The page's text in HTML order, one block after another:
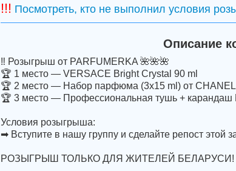
!!! Посмотреть, кто не выполнил условия
Описание
‼ Розыгрыш от PARFUMERKA 🌺🌺🌺
🏆 1 место — VERSACE Bright Crystal 90 ml
🏆 2 место — Набор парфюма (3x15 ml) от CHANEL
🏆 3 место — Профессиональная тушь + карандаш
Условия розыгрыша:
➡ Вступите в нашу группу и сделайте репост этой
РОЗЫГРЫШ ТОЛЬКО ДЛЯ ЖИТЕЛЕЙ БЕЛАРУСИ!